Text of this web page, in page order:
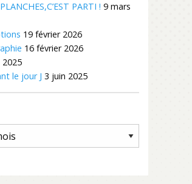
PARTI ! 9 mars
19 février 2026
16 février 2026
2025
le jour J 3 juin 2025